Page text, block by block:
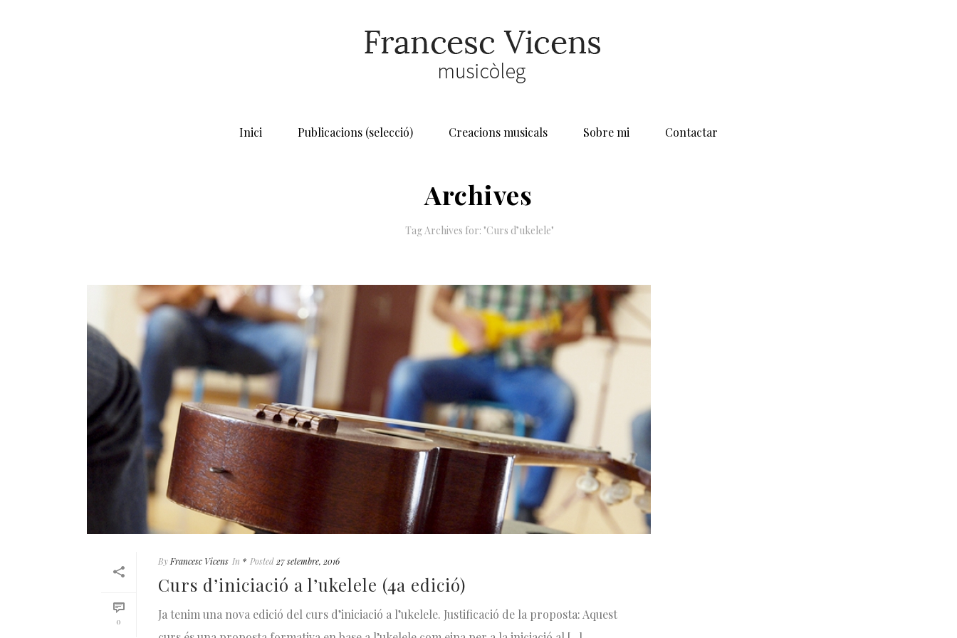
Inici Publicacions (selecció) Creacions musicals Sobre mi Contactar
Archives
Tag Archives for: "Curs d’ukelele"
0
By Francesc Vicens In * Posted 27 setembre, 2016
Curs d’iniciació a l’ukelele (4a edició)
Ja tenim una nova edició del curs d’iniciació a l’ukelele. Justificació de la proposta: Aquest